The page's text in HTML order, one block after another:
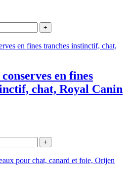
+
en fines
chat, Royal Canin
+